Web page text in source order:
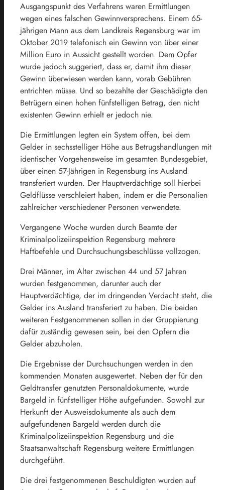
Ausgangspunkt des Verfahrens waren Ermittlungen
wegen eines falschen Gewinnversprechens. Einem 65-
jährigen Mann aus dem Landkreis Regensburg war im
Oktober 2019 telefonisch ein Gewinn von über einer
Million Euro in Aussicht gestellt worden. Dem Opfer
wurde jedoch suggeriert, dass er, damit ihm dieser
Gewinn überwiesen werden kann, vorab Gebühren
entrichten müsse. Und so bezahlte der Geschädigte den
Betrügern einen hohen fünfstelligen Betrag, den nicht
existenten Gewinn erhielt er jedoch nie.
Die Ermittlungen legten ein System offen, bei dem
Gelder in sechsstelliger Höhe aus Betrugshandlungen mit
identischer Vorgehensweise im gesamten Bundesgebiet,
über einen 57-Jährigen in Regensburg ins Ausland
transferiert wurden. Der Hauptverdächtige soll hierbei
Geldflüsse verschleiert haben, indem er die Personalien
zahlreicher verschiedener Personen verwendete.
Vergangene Woche wurden durch Beamte der
Kriminalpolizeiinspektion Regensburg mehrere
Haftbefehle und Durchsuchungsbeschlüsse vollzogen.
Drei Männer, im Alter zwischen 44 und 57 Jahren
wurden festgenommen, darunter auch der
Hauptverdächtige, der im dringenden Verdacht steht, die
Gelder ins Ausland transferiert zu haben. Die beiden
weiteren Festgenommenen sollen in der Gruppierung
dafür zuständig gewesen sein, bei den Opfern die
Gelder abzuholen.
Die Ergebnisse der Durchsuchungen werden in den
kommenden Monaten ausgewertet. Neben der für den
Geldtransfer genutzten Personaldokumente, wurde
Bargeld in fünfstelliger Höhe aufgefunden. Sowohl zur
Herkunft der Ausweisdokumente als auch dem
aufgefundenen Bargeld werden durch die
Kriminalpolizeiinspektion Regensburg und die
Staatsanwaltschaft Regensburg weitere Ermittlungen
durchgeführt.
Die drei festgenommenen Beschuldigten wurden auf